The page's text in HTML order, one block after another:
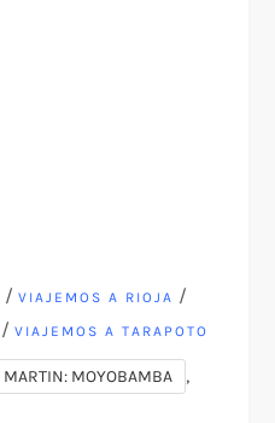
/VIAJEMOS A RIOJA /
/VIAJEMOS A TARAPOTO
MARTIN: MOYOBAMBA ,